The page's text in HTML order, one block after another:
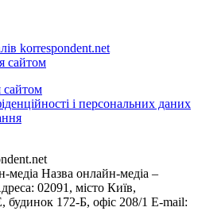
korrespondent.net
сайтом
сайтом
і персональних даних
медіа Назва онлайн-медіа –
02091, місто Київ,
172-Б, офіс 208/1 E-mail: